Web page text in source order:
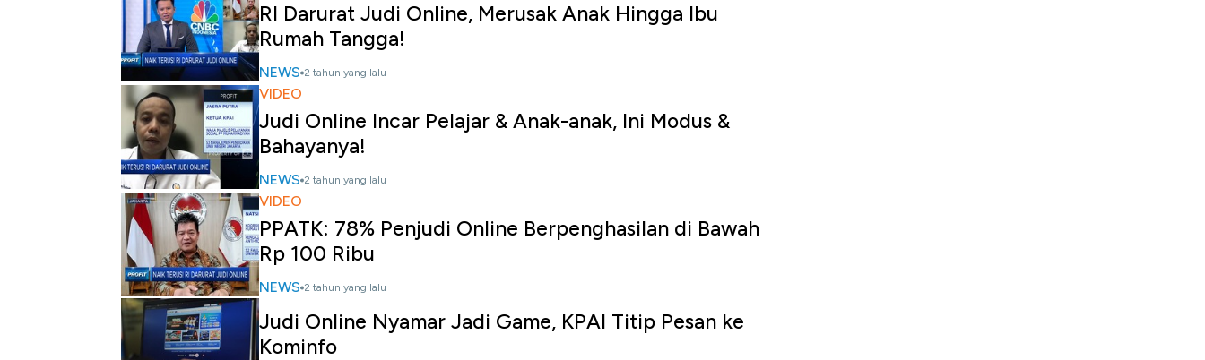
RI Darurat Judi Online, Merusak Anak Hingga Ibu
Rumah Tangga!
NEWS 2 tahun yang lalu
VIDEO
Judi Online Incar Pelajar & Anak-anak, Ini Modus &
Bahayanya!
NEWS 2 tahun yang lalu
VIDEO
PPATK: 78% Penjudi Online Berpenghasilan di Bawah
Rp 100 Ribu
NEWS 2 tahun yang lalu
Judi Online Nyamar Jadi Game, KPAI Titip Pesan ke
Kominfo